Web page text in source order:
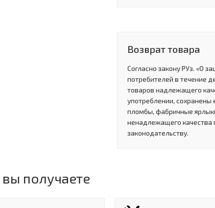
Возврат товара
Согласно закону РУз. «О
потребителей в течение
товаров надлежащего
употреблении, сохранены
пломбы, фабричные
ненадлежащего качества
законодательству.
получаете